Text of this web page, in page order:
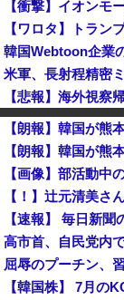
【画像】部活動
【速報】 毎日新
高市首、自民党内